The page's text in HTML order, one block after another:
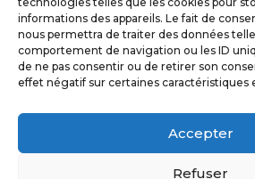
informations des appareils. Le fait de
nous permettra de traiter des données
comportement de navigation ou les ID
de ne pas consentir ou de retirer son
effet négatif sur certaines caractéristiques
Accepter
Refuser
En savoir plus